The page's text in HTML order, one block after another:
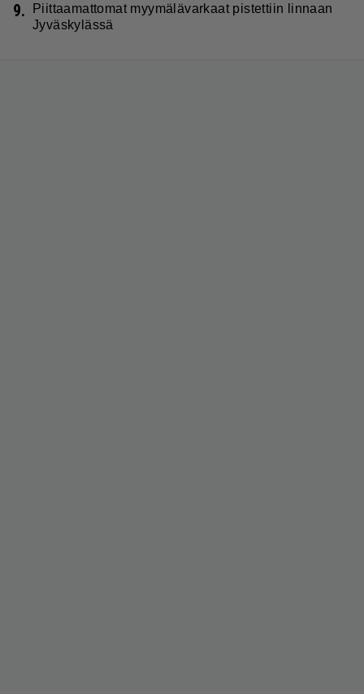
9.
Piittaamattomat myymälävarkaat pistettiin linnaan
Jyväskylässä